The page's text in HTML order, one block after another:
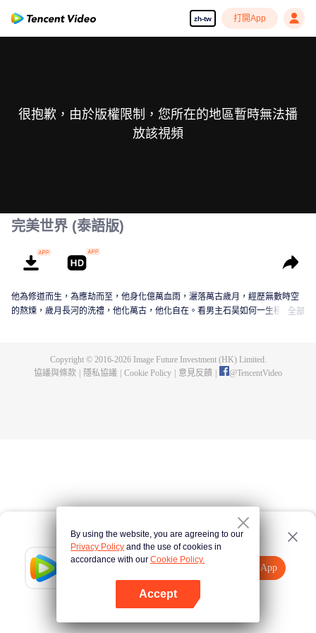
zh-tw 打開App
Tencent Video
打開App
點擊此處
很抱歉，由於版權限制，您所在的地區暫時無法播
放該視頻
完美世界 (泰語版)
他為修道而生，為應劫而至，他身化億萬血雨，灑落萬古歲月，經歷無數時空
的熬煉，歲月長河的洗禮，他化萬古，他化自在。看男主石昊如何一生極致輝
全部
Copyright © 2016-2026Image Future Investment (HK) Limited.
協議與條款
隱私協議 Cookie Policy 意見反饋 @TencentVideo
By using the website, you are agreeing to our
Privacy Policy and the use of cookies in
accordance with our Cookie Policy.
Accept